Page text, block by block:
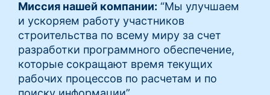
Миссия нашей компании: “Мы улучшаем
и ускоряем работу участников
строительства по всему миру за счет
разработки программного обеспечение,
которые сокращают время текущих
рабочих процессов по расчетам и по